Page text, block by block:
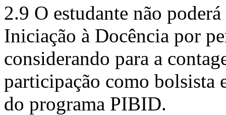
2.9 O estudante não
Iniciação à Docência por
considerando para a
participação como bolsista
do programa PIBID.